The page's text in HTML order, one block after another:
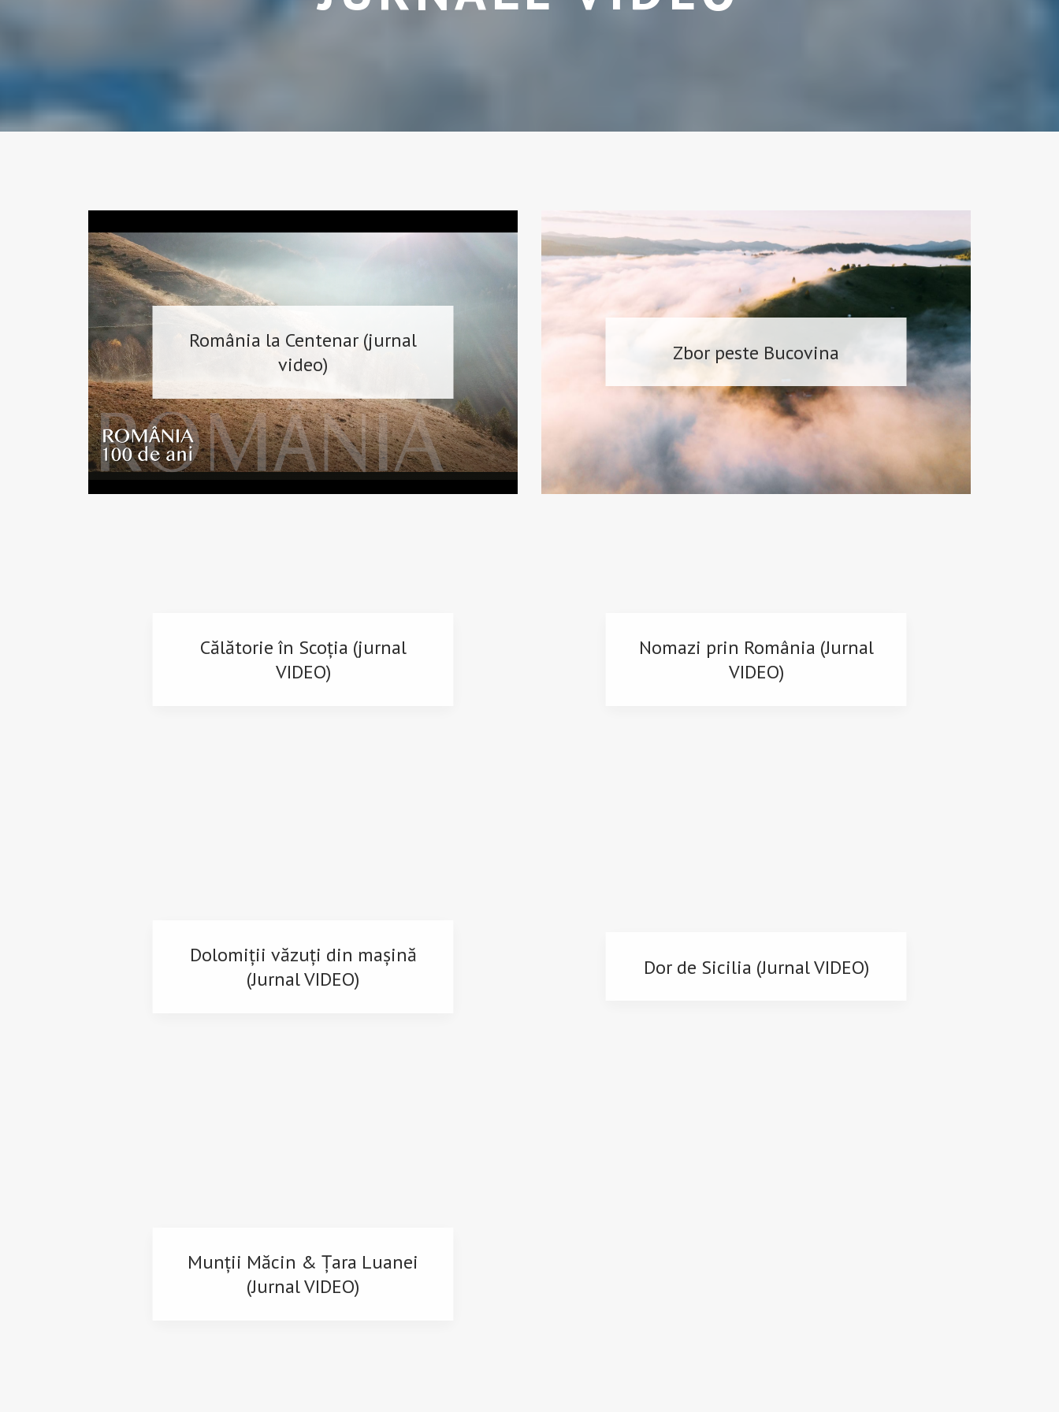
România la Centenar (jurnal
video)
Zbor peste Bucovina
Călătorie în Scoția (jurnal
VIDEO)
Nomazi prin România (Jurnal
VIDEO)
Dolomiții văzuți din mașină
(Jurnal VIDEO)
Dor de Sicilia (Jurnal VIDEO)
Munții Măcin & Țara Luanei
(Jurnal VIDEO)